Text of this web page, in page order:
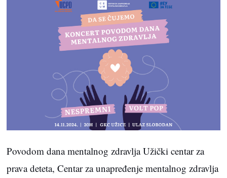
Povodom dana mentalnog zdravlja Užički centar za
prava deteta, Centar za unapređenje mentalnog zdravlja